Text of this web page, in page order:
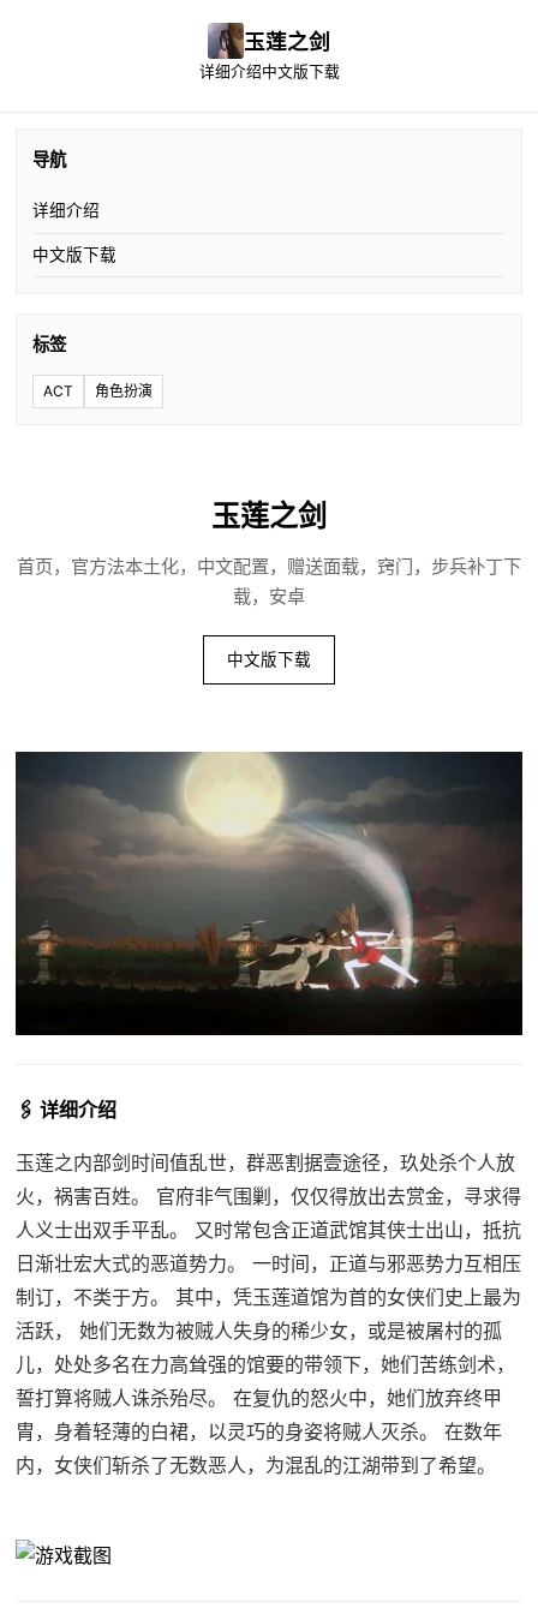
玉莲之剑
详细介绍中文版下载
导航
详细介绍
中文版下载
标签
ACT 角色扮演
玉莲之剑
首页，官方法本土化，中文配置，赠送面载，窍门，步兵补丁下
载，安卓
中文版下载
🖇️ 详细介绍
玉莲之内部剑时间值乱世，群恶割据壹途径，玖处杀个人放
火，祸害百姓。 官府非气围剿，仅仅得放出去赏金，寻求得
人义士出双手平乱。 又时常包含正道武馆其侠士出山，抵抗
日渐壮宏大式的恶道势力。 一时间，正道与邪恶势力互相压
制订，不类于方。 其中，凭玉莲道馆为首的女侠们史上最为
活跃， 她们无数为被贼人失身的稀少女，或是被屠村的孤
儿，处处多名在力高耸强的馆要的带领下，她们苦练剑术，
誓打算将贼人诛杀殆尽。 在复仇的怒火中，她们放弃终甲
胄，身着轻薄的白裙，以灵巧的身姿将贼人灭杀。 在数年
内，女侠们斩杀了无数恶人，为混乱的江湖带到了希望。